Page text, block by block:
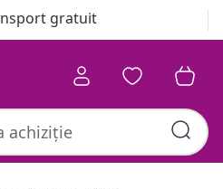
gratuit